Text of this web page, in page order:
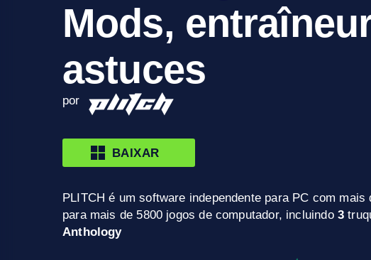
Mods,
astuces
por
BAIXAR
PLITCH é um software independente para PC com mais
para mais de 5800 jogos de computador, incluindo 3
Anthology